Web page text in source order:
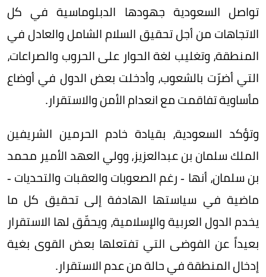
تواصل السعودية جهودها الدبلوماسية في كل
الاتجاهات من أجل تحقيق السلام الشامل والعادل في
المنطقة، وتغليب لغة الحوار على الحروب والصراعات،
التي أضرّت بالشعوب، وأدخلت بعض الدول في أوضاع
مأساوية تفاقمت مع انعدام الأمن والاستقرار.
وتؤكد السعودية، بقيادة خادم الحرمين الشريفين
الملك سلمان بن عبدالعزيز، وولي العهد الأمير محمد
بن سلمان، أنها - رغم الصعوبات والعقبات والتحديات -
ماضية في سياستها الهادفة إلى تحقيق كل ما
يخدم الدول العربية والإسلامية، ويحقّق لها الاستقرار
بعيداً عن الفوضى التي تفتعلها بعض القوى بغية
إدخال المنطقة في حالة من عدم الاستقرار.